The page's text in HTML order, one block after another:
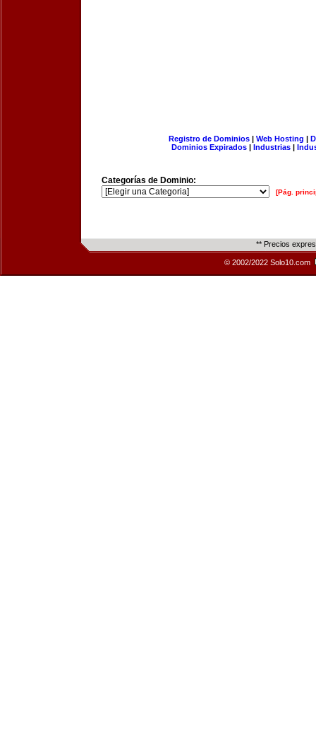
Registro de Dominios| Web Hosting |
Dominios Expirados | Industrias |
Categorías de Dominio:
[Pág.
** Precios
© 2002/2022 Solo10.com